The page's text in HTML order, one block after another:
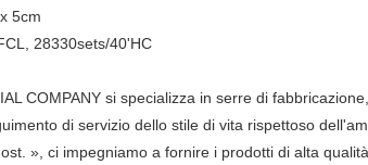
5cm
28330sets/40'HC
COMPANY si specializza in serre di
di servizio dello stile di vita rispettoso
», ci impegniamo a fornire i prodotti di alta